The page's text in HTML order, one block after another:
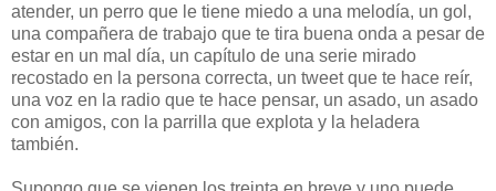
atender, un perro que le tiene miedo a una melodía, un gol,
una compañera de trabajo que te tira buena onda a pesar de
estar en un mal día, un capítulo de una serie mirado
recostado en la persona correcta, un tweet que te hace reír,
una voz en la radio que te hace pensar, un asado, un asado
con amigos, con la parrilla que explota y la heladera
también.